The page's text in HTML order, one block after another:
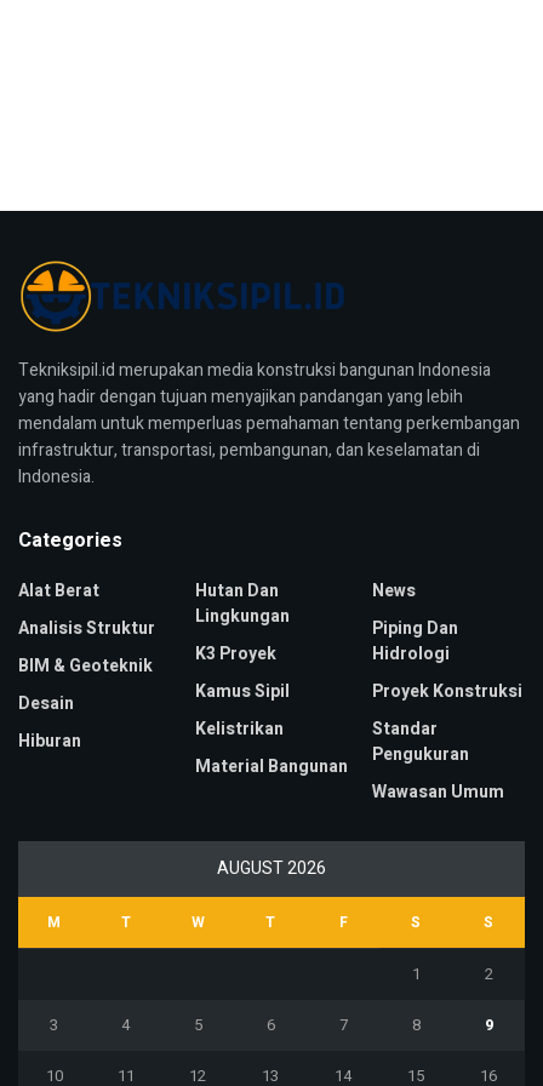
Tekniksipil.id merupakan media konstruksi bangunan Indonesia
yang hadir dengan tujuan menyajikan pandangan yang lebih
mendalam untuk memperluas pemahaman tentang perkembangan
infrastruktur, transportasi, pembangunan, dan keselamatan di
Indonesia.
Categories
Alat Berat
Analisis Struktur
BIM & Geoteknik
Desain
Hiburan
Hutan Dan
Lingkungan
K3 Proyek
Kamus Sipil
Kelistrikan
Material Bangunan
News
Piping Dan
Hidrologi
Proyek Konstruksi
Standar
Pengukuran
Wawasan Umum
AUGUST 2026
M T W T F S S
1 2
3 4 5 6 7 8 9
10 11 12 13 14 15 16